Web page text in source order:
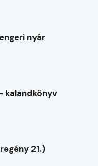
nyár
kalandkönyv
21.)